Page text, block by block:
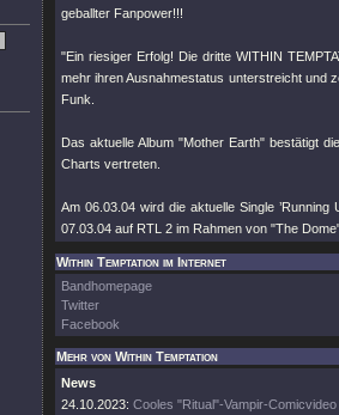
geballter Fanpower!!!
"Ein riesiger Erfolg! Die dritte WITHIN
mehr ihren Ausnahmestatus unterstreicht und
Funk.
Das aktuelle Album "Mother Earth" bestätigt
Charts vertreten.
Am 06.03.04 wird die aktuelle Single
07.03.04 auf RTL 2 im Rahmen von "The
Within Temptation im Internet
Bandhomepage
Twitter
Facebook
Mehr von Within Temptation
News
24.10.2023: Cooles "Ritual"-Vampir-Comicvideo